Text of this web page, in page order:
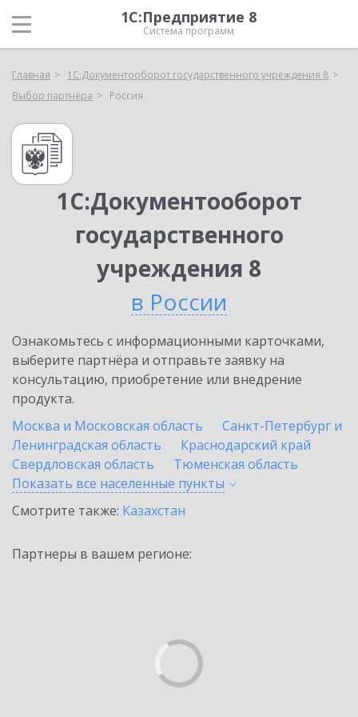
1С:Предприятие 8
Система программ
Главная
1С:Документооборот государственного учреждения 8
Выбор партнёра
Россия
1С:Документооборот
государственного
учреждения 8
в России
Ознакомьтесь с информационными карточками,
выберите партнёра и отправьте заявку на
консультацию, приобретение или внедрение
продукта.
Москва и Московская область
Санкт-Петербург и
Ленинградская область
Краснодарский край
Свердловская область
Тюменская область
Показать все населенные пункты
Смотрите также: Казахстан
Партнеры в вашем регионе: